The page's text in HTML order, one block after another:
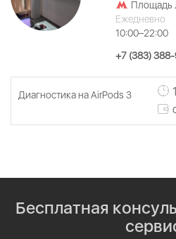
Площадь
Ежедневно
10:00–22:00
+7 (383)
Диагностика на AirPods 3
Бесплатная